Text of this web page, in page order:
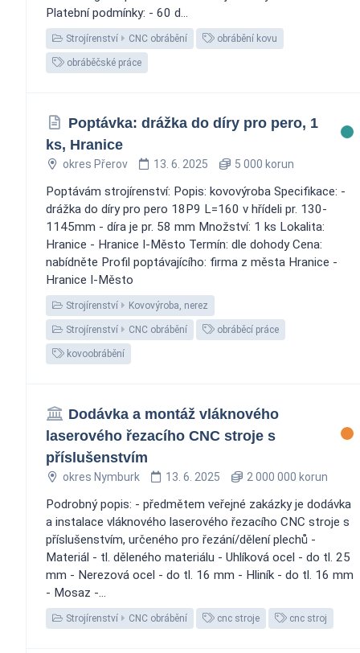
Platební podmínky: - 60 d...
Strojírenství CNC obrábění obrábění kovu
obráběčské práce
Poptávka: drážka do díry pro pero, 1
ks, Hranice
okres Přerov 13. 6. 2025 5 000 korun
Poptávám strojírenství: Popis: kovovýroba Specifikace: -
drážka do díry pro pero 18P9 L=160 v hřídeli pr. 130-
1145mm - díra je pr. 58 mm Množství: 1 ks Lokalita:
Hranice - Hranice I-Město Termín: dle dohody Cena:
nabídněte Profil poptávajícího: firma z města Hranice -
Hranice I-Město
Strojírenství Kovovýroba, nerez
Strojírenství CNC obrábění obráběcí práce
kovoobrábění
Dodávka a montáž vláknového
laserového řezacího CNC stroje s
příslušenstvím
okres Nymburk 13. 6. 2025 2 000 000 korun
Podrobný popis: - předmětem veřejné zakázky je dodávka
a instalace vláknového laserového řezacího CNC stroje s
příslušenstvím, určeného pro řezání/dělení plechů -
Materiál - tl. děleného materiálu - Uhlíková ocel - do tl. 25
mm - Nerezová ocel - do tl. 16 mm - Hliník - do tl. 16 mm
- Mosaz -...
Strojírenství CNC obrábění cnc stroje cnc stroj